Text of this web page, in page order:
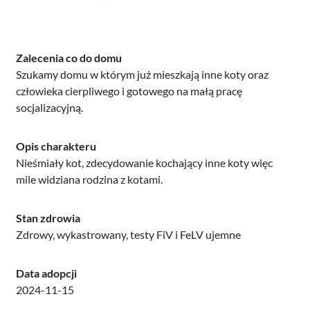
Zalecenia co do domu
Szukamy domu w którym już mieszkają inne koty oraz
człowieka cierpliwego i gotowego na małą pracę
socjalizacyjną.
Opis charakteru
Nieśmiały kot, zdecydowanie kochający inne koty więc
mile widziana rodzina z kotami.
Stan zdrowia
Zdrowy, wykastrowany, testy FiV i FeLV ujemne
Data adopcji
2024-11-15